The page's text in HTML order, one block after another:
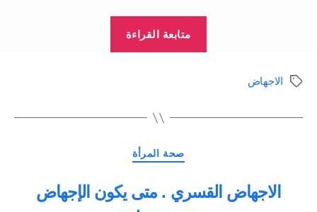
متابعة القراءة
الوسومالاجهاض
التصنيفات
صحة المرأة
الاجهاض القسري . متى يكون الإجهاض